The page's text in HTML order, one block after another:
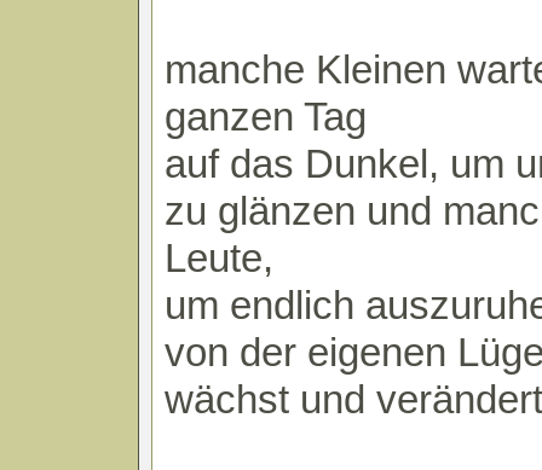
manche Kleinen
ganzen Tag
auf das Dunkel, um
zu glänzen und
Leute,
um endlich
von der eigenen
wächst und